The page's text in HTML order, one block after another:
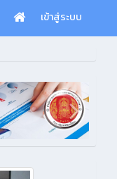
เข้าสู่ระบบ